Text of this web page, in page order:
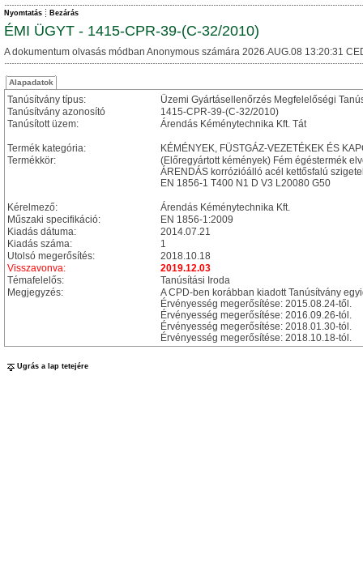
Nyomtatás Bezárás
ÉMI ÜGYT - 1415-CPR-39-(C-32/2010)
A dokumentum olvasás módban Anonymous számára 2026.AUG.08 13:20:31
Alapadatok
Tanúsítvány típus:
Üzemi Gyártásellenőrzés Megfelelőségi
Tanúsítvány azonosító
1415-CPR-39-(C-32/2010)
Tanúsított üzem:
Árendás Kéménytechnika Kft. Tát
Termék kategória:
KÉMÉNYEK, FÜSTGÁZ-VEZETÉKEK ÉS
Termékkör:
(Előregyártott kémények) Fém égéstermék
ÁRENDÁS korrózióálló acél kettősfalú
EN 1856-1 T400 N1 D V3 L20080 G50
Kérelmező:
Árendás Kéménytechnika Kft.
Műszaki specifikáció:
EN 1856-1:2009
Kiadás dátuma:
2014.07.21
Kiadás száma:
1
Utolsó megerősítés:
2018.10.18
Visszavonva:
2019.12.03
Témafelelős:
Tanúsítási Iroda
Megjegyzés:
A CPD-ben korábban kiadott Tanúsítvány
Érvényesség megerősítése: 2015.08.24-től.
Érvényesség megerősítése: 2016.09.26-tól.
Érvényesség megerősítése: 2018.01.30-tól.
Érvényesség megerősítése: 2018.10.18-tól.
Ugrás a lap tetejére